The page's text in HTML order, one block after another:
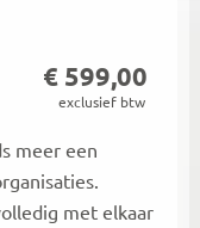
€ 599,00
exclusief btw
meer een
met elkaar